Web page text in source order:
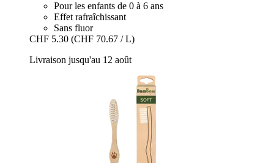
Pour les enfants de 0 à 6 ans
Effet rafraîchissant
Sans fluor
CHF 5.30 (CHF 70.67 / L)
Livraison jusqu'au 12 août